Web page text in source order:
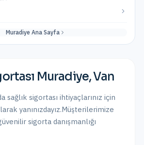
Muradiye Ana Sayfa
Muradiye,Van
sağlık sigortası ihtiyaçlarınız için
yanınızdayız.Müşterilerimize
sigorta danışmanlığı